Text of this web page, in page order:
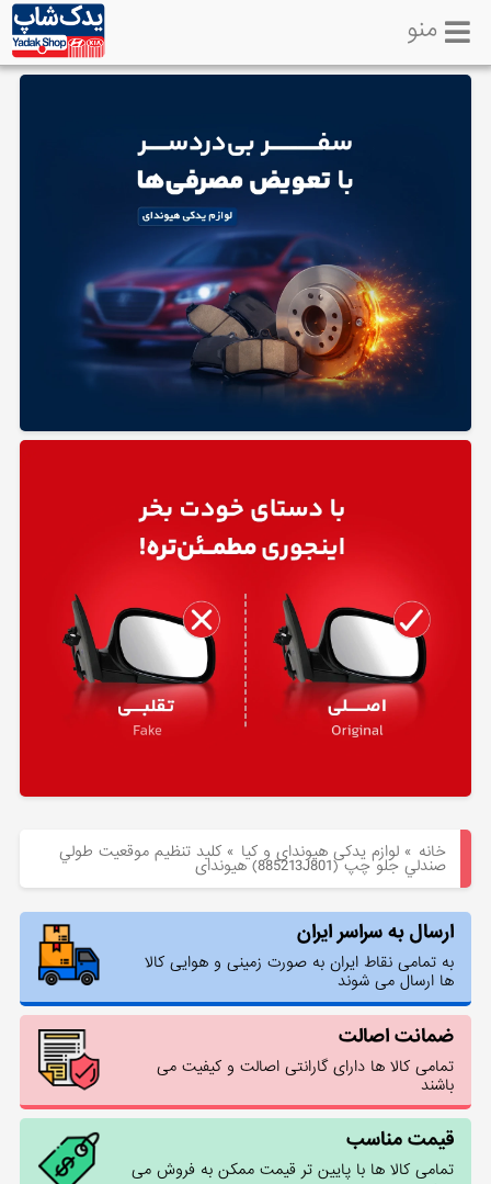
لوازم
منو
خانه »لوازم یدکی هیوندای و کیا »كليد تنظيم موقعيت طولي
صندلي جلو چپ (885213J801) هیوندای
ارسال به سراسر ایران
به تمامی نقاط ایران به صورت زمینی و هوایی کالا
ها ارسال می شوند
ضمانت اصالت
تمامی کالا ها دارای گارانتی اصالت و کیفیت می
باشند
قیمت مناسب
تمامی کالا ها با پایین تر قیمت ممکن به فروش می